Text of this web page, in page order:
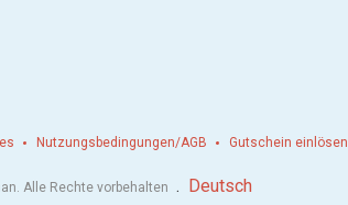
Nutzungsbedingungen/AGB Gutschein einlösen
Alle Rechte vorbehalten . Deutsch